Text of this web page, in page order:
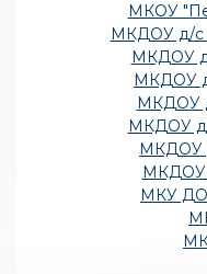
МКОУ
МКДОУ д/с
МКДОУ
МКДОУ
МКДОУ
МКДОУ
МКДОУ
МКДОУ
МКУ ДО